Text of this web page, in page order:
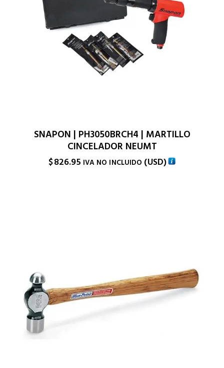
SNAPON | PH3050BRCH4 | MARTILLO
CINCELADOR NEUMT
$826.95 IVA NO INCLUIDO (USD)